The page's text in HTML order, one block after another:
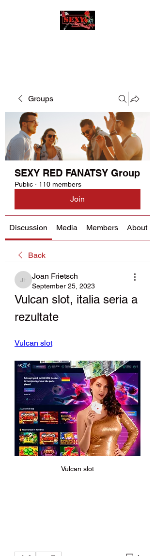
Groups
SEXY RED FANATSY Group
Public · 110 members
Join
Discussion Media Members About
Back
Joan Frietsch
Joan Frietsch
September 25, 2023
Vulcan slot, italia seria a
rezultate
Vulcan slot
Vulcan slot